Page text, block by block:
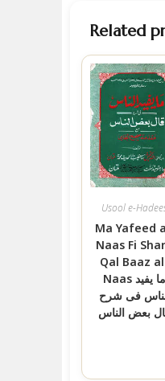
Related
Usool e-
Ma Yafeed
Naas Fi
Qal Baaz
Naas ما یفید
فی شرح
بعض الناس